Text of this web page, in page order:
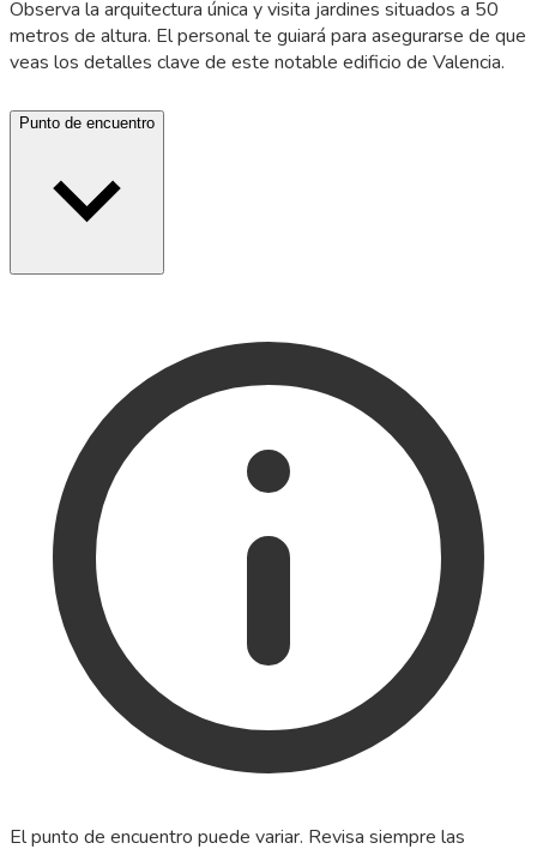
Observa la arquitectura única y visita jardines situados a 50
metros de altura. El personal te guiará para asegurarse de que
veas los detalles clave de este notable edificio de Valencia.
Punto de encuentro
El punto de encuentro puede variar. Revisa siempre las